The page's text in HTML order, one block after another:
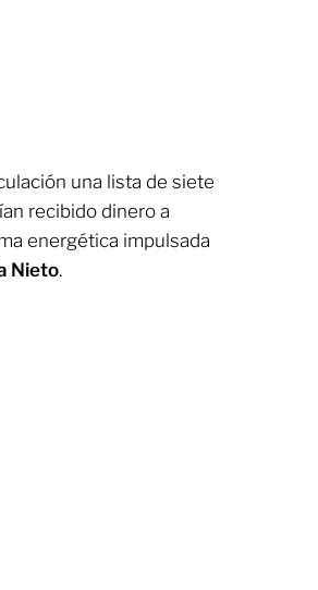
una lista de siete
recibido dinero a
energética impulsada
Nieto.